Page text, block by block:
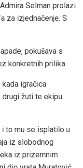
Selman prolazi
za izjednačenje. S
pokušava s
konkretnih prilika.
igračica
drugi žuti te ekipu
to mu se isplatilo u
iz slobodnog
iz prizemnim